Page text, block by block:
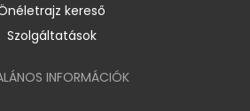
kereső
Szolgáltatások
INFORMÁCIÓK